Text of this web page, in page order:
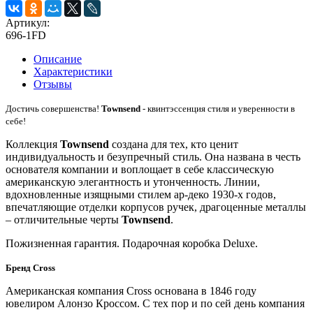
Артикул:
696-1FD
Описание
Характеристики
Отзывы
Достичь совершенства! Townsend - квинтэссенция стиля и уверенности в
себе!
Коллекция Townsend создана для тех, кто ценит
индивидуальность и безупречный стиль. Она названа в честь
основателя компании и воплощает в себе классическую
американскую элегантность и утонченность. Линии,
вдохновленные изящными стилем ар-деко 1930-х годов,
впечатляющие отделки корпусов ручек, драгоценные металлы
– отличительные черты Townsend.
Пожизненная гарантия. Подарочная коробка Deluxe.
Бренд Cross
Американская компания Cross основана в 1846 году
ювелиром Алонзо Кроссом. С тех пор и по сей день компания